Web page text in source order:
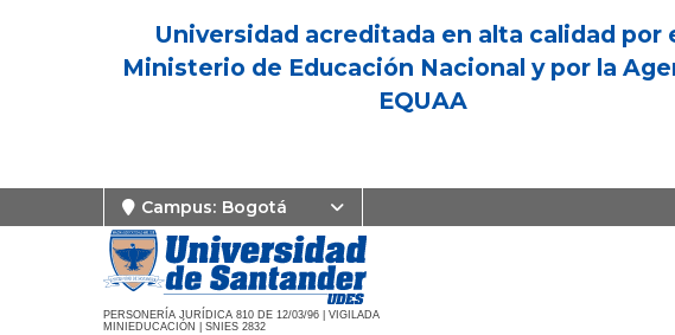
Universidad acreditada en alta calidad por
Ministerio de Educación Nacional y por la
EQUAA
Campus: Bogotá
PERSONERÍA JURÍDICA 810 DE 12/03/96 | VIGILADA
MINIEDUCACIÓN | SNIES 2832